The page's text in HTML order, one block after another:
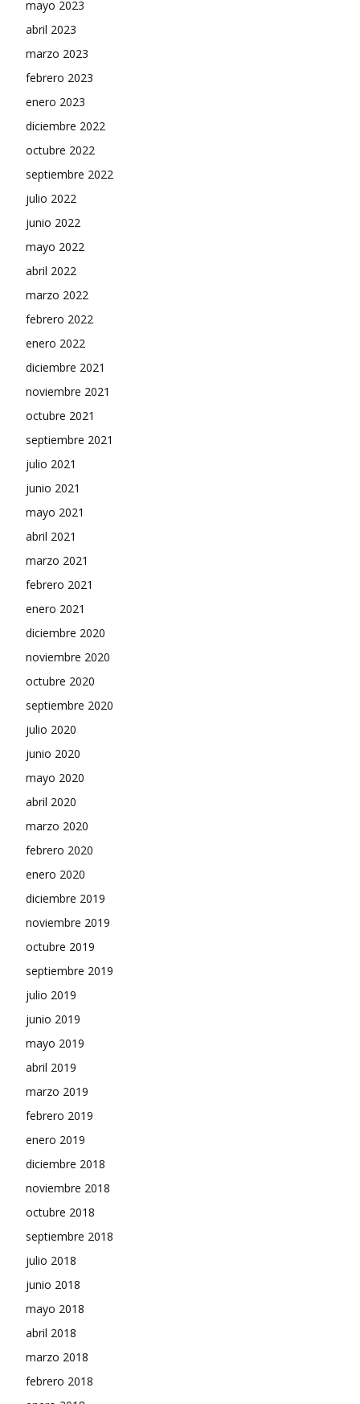
mayo 2023
abril 2023
marzo 2023
febrero 2023
enero 2023
diciembre 2022
octubre 2022
septiembre 2022
julio 2022
junio 2022
mayo 2022
abril 2022
marzo 2022
febrero 2022
enero 2022
diciembre 2021
noviembre 2021
octubre 2021
septiembre 2021
julio 2021
junio 2021
mayo 2021
abril 2021
marzo 2021
febrero 2021
enero 2021
diciembre 2020
noviembre 2020
octubre 2020
septiembre 2020
julio 2020
junio 2020
mayo 2020
abril 2020
marzo 2020
febrero 2020
enero 2020
diciembre 2019
noviembre 2019
octubre 2019
septiembre 2019
julio 2019
junio 2019
mayo 2019
abril 2019
marzo 2019
febrero 2019
enero 2019
diciembre 2018
noviembre 2018
octubre 2018
septiembre 2018
julio 2018
junio 2018
mayo 2018
abril 2018
marzo 2018
febrero 2018